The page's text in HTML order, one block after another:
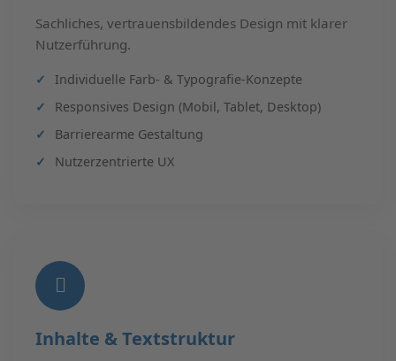
Sachliches, vertrauensbildendes Design mit klarer
Nutzerführung.
Individuelle Farb- & Typografie-Konzepte
Responsives Design (Mobil, Tablet, Desktop)
Barrierearme Gestaltung
Nutzerzentrierte UX
Inhalte & Textstruktur